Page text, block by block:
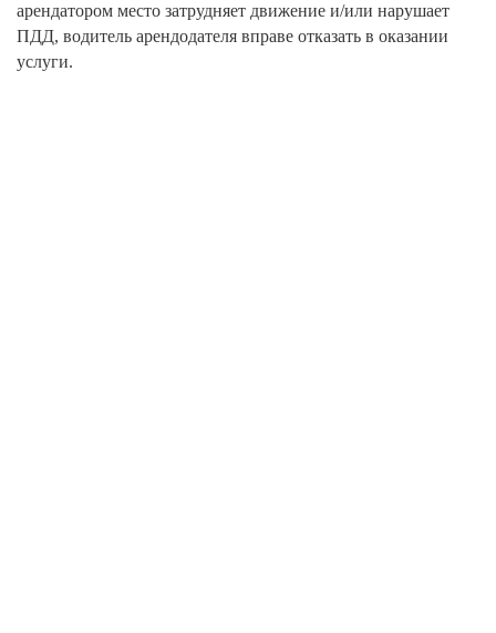
арендатором место затрудняет движение и/или нарушает
ПДД, водитель арендодателя вправе отказать в оказании
услуги.